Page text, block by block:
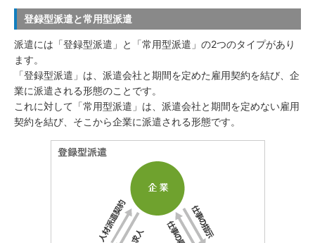
登録型派遣と常用型派遣
派遣には「登録型派遣」と「常用型派遣」の2つのタイプがあり
ます。
「登録型派遣」は、派遣会社と期間を定めた雇用契約を結び、企
業に派遣される形態のことです。
これに対して「常用型派遣」は、派遣会社と期間を定めない雇用
契約を結び、そこから企業に派遣される形態です。